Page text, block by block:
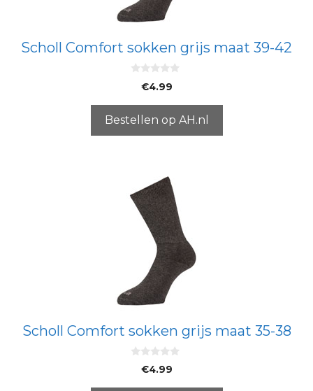
Scholl Comfort sokken grijs maat 39-42
5
€4.99
Bestellen op AH.nl
Scholl Comfort sokken grijs maat 35-38
€4.99